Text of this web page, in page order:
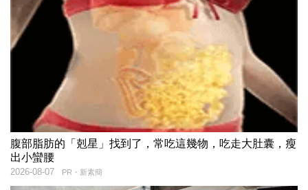
腹部脂肪的「剋星」找到了，常吃這幾物，吃走大肚囊，瘦
出小蠻腰
PR・新素簡
2026-08-07